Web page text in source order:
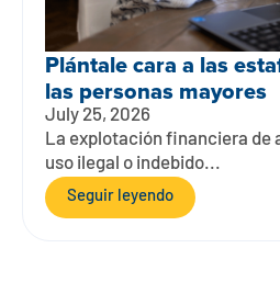
Plántale cara a las
las personas mayores
July 25, 2026
La explotación financiera de
uso ilegal o indebido...
Seguir leyendo